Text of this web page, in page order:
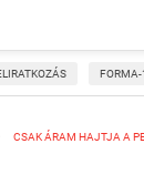
CSAK ÁRAM HAJTJA A